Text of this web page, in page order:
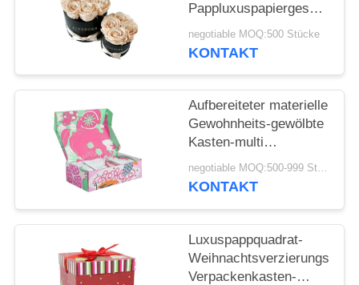
runde Form für Blume
negotiable MOQ:500 Stücke
KONTAKT
Aufbereiteter materielle
Gewohnheits-gewölbte
Kasten-multi
Farbauftritt
negotiable MOQ:500-999 Stücke
KONTAKT
Luxuspappquadrat-
Weihnachtsverzierungs-
Verpackenkasten-